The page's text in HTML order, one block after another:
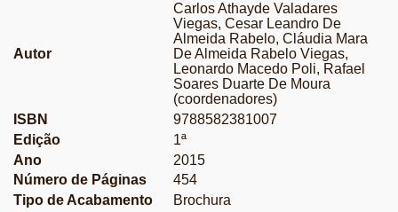
Autor
Carlos Athayde Valadares
Viegas, Cesar Leandro De
Almeida Rabelo, Cláudia Mara
De Almeida Rabelo Viegas,
Leonardo Macedo Poli, Rafael
Soares Duarte De Moura
(coordenadores)
ISBN
9788582381007
Edição
1ª
Ano
2015
Número de Páginas
454
Tipo de Acabamento
Brochura